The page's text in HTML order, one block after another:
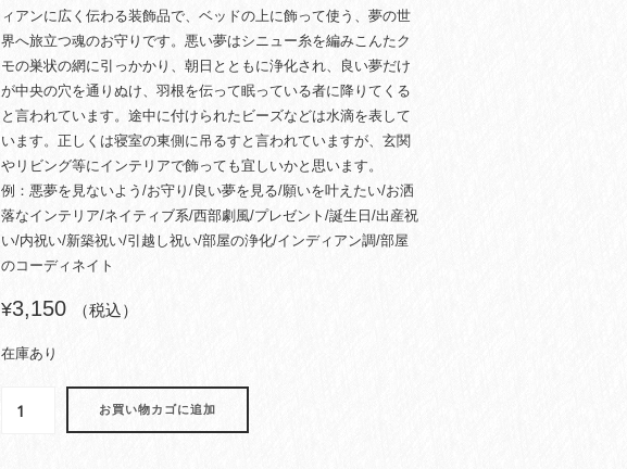
ィアンに広く伝わる装飾品で、ベッドの上に飾って使う、夢の世
界へ旅立つ魂のお守りです。悪い夢はシニュー糸を編みこんたク
モの巣状の網に引っかかり、朝日とともに浄化され、良い夢だけ
が中央の穴を通りぬけ、羽根を伝って眠っている者に降りてくる
と言われています。途中に付けられたビーズなどは水滴を表して
います。正しくは寝室の東側に吊るすと言われていますが、玄関
やリビング等にインテリアで飾っても宜しいかと思います。
例：悪夢を見ないよう/お守り/良い夢を見る/願いを叶えたい/お洒
落なインテリア/ネイティブ系/西部劇風/プレゼント/誕生日/出産祝
い/内祝い/新築祝い/引越し祝い/部屋の浄化/インディアン調/部屋
のコーディネイト
¥3,150 （税込）
在庫あり
お買い物カゴに追加